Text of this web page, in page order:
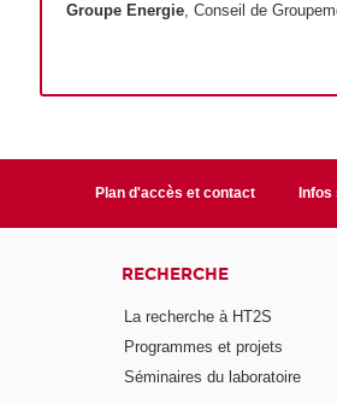
Groupe Energie, Conseil de
Plan d'accès et contact Infos
RECHERCHE
La recherche à HT2S
Programmes et projets
Séminaires du laboratoire